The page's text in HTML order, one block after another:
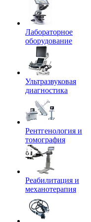
Лабораторное
оборудование
Ультразвуковая
диагностика
Рентгенология и
томография
Реабилитация и
механотерапия